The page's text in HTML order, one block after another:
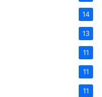
14
13
11
11
11